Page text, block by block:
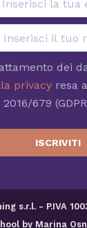
dei
privacy resa
679
ISCRIVITI
s.r.l. - P.IVA
by Marina